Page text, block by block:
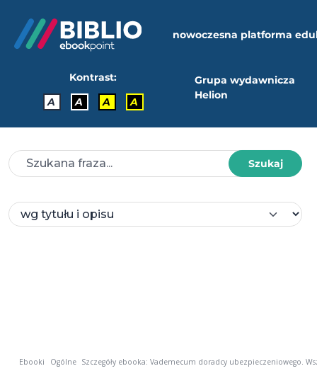
nowoczesna platforma
Kontrast:
A
A A A
Grupa wydawnicza
Helion
Szukaj
Ebooki Ogólne Szczegóły ebooka: Vademecum doradcy ubezpieczeniowego.